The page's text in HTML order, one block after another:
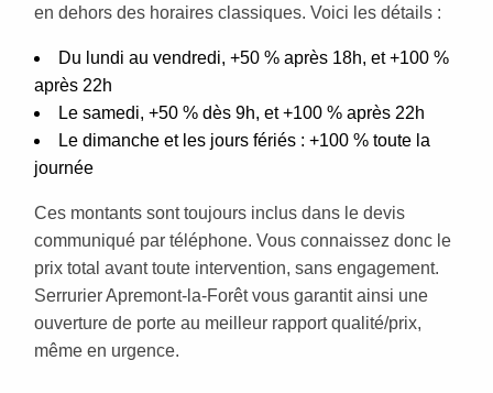
en dehors des horaires classiques. Voici les détails :
Du lundi au vendredi, +50 % après 18h, et +100 %
après 22h
Le samedi, +50 % dès 9h, et +100 % après 22h
Le dimanche et les jours fériés : +100 % toute la
journée
Ces montants sont toujours inclus dans le devis
communiqué par téléphone. Vous connaissez donc le
prix total avant toute intervention, sans engagement.
Serrurier Apremont-la-Forêt vous garantit ainsi une
ouverture de porte au meilleur rapport qualité/prix,
même en urgence.